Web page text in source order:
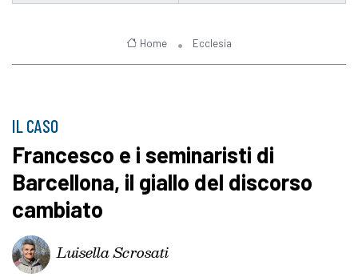
Home Ecclesia
IL CASO
Francesco e i seminaristi di
Barcellona, il giallo del discorso
cambiato
Luisella Scrosati